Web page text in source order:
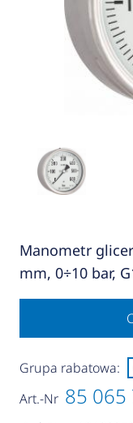
Manometr
mm, 0÷10 bar,
Art.-Nr 85 065
Grupa rabatowa: